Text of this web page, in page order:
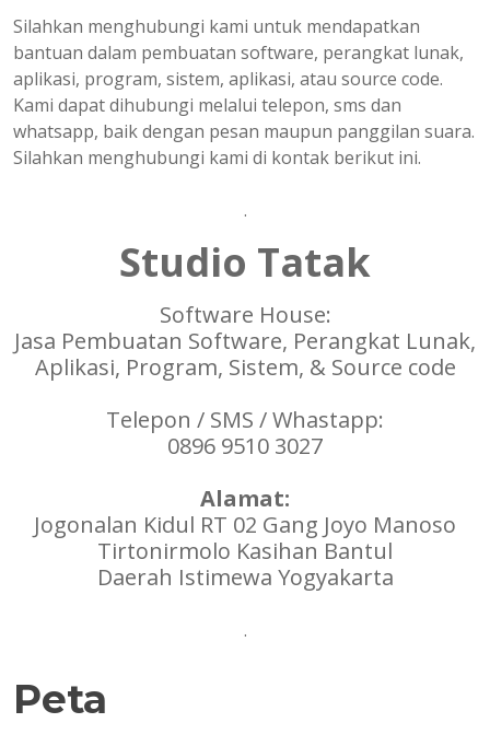
Silahkan menghubungi kami untuk mendapatkan
bantuan dalam pembuatan software, perangkat lunak,
aplikasi, program, sistem, aplikasi, atau source code.
Kami dapat dihubungi melalui telepon, sms dan
whatsapp, baik dengan pesan maupun panggilan suara.
Silahkan menghubungi kami di kontak berikut ini.
.
Studio Tatak
Software House:
Jasa Pembuatan Software, Perangkat Lunak,
Aplikasi, Program, Sistem, & Source code
Telepon / SMS / Whastapp:
0896 9510 3027
Alamat:
Jogonalan Kidul RT 02 Gang Joyo Manoso
Tirtonirmolo Kasihan Bantul
Daerah Istimewa Yogyakarta
.
Peta